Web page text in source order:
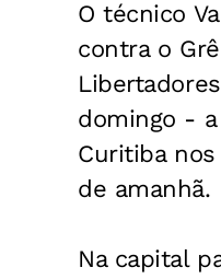
O técnico
contra o
domingo -
Curitiba
de amanhã.
Na capital